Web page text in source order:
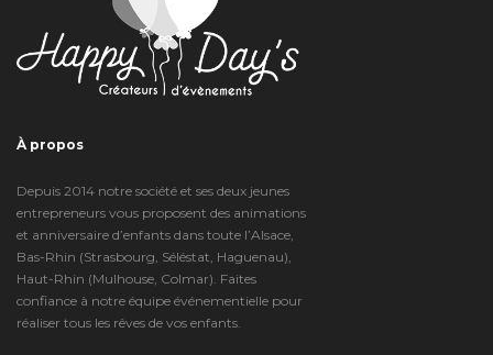
À propos
Depuis 2014 notre société et ses deux jeunes
entrepreneurs vous proposent des animations
et anniversaire d’enfants dans toute l’Alsace,
Bas-Rhin (Strasbourg, Séléstat, Haguenau),
Haut-Rhin (Mulhouse, Colmar). Faites
confiance à notre équipe événementielle pour
réaliser tous les rêves de vos enfants.